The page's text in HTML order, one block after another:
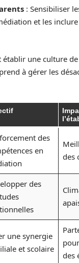
: Sensibiliser
et les
établir une culture
à gérer les
des
en
des
des
une synergie
et scolaire
des